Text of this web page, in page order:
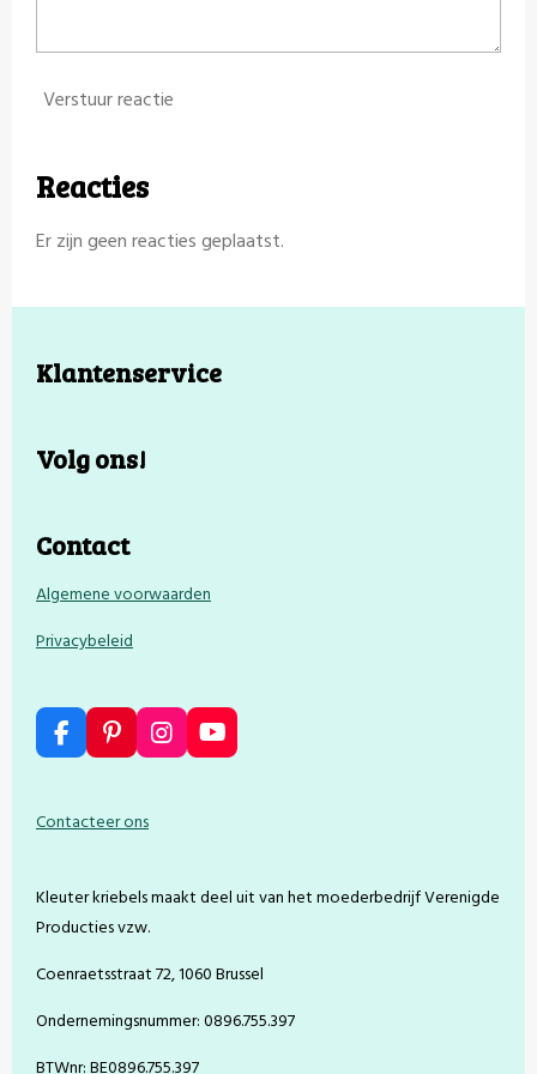
Verstuur reactie
Reacties
Er zijn geen reacties geplaatst.
Klantenservice
Volg ons!
Contact
Algemene voorwaarden
Privacybeleid
F
a
e
b
k
P
i
e
s
t
I
n
a
Y
o
Contacteer ons
Kleuter kriebels maakt deel uit van het moederbedrijf Verenigde
Producties vzw.
Coenraetsstraat 72, 1060 Brussel
Ondernemingsnummer: 0896.755.397
BTWnr: BE0896.755.397